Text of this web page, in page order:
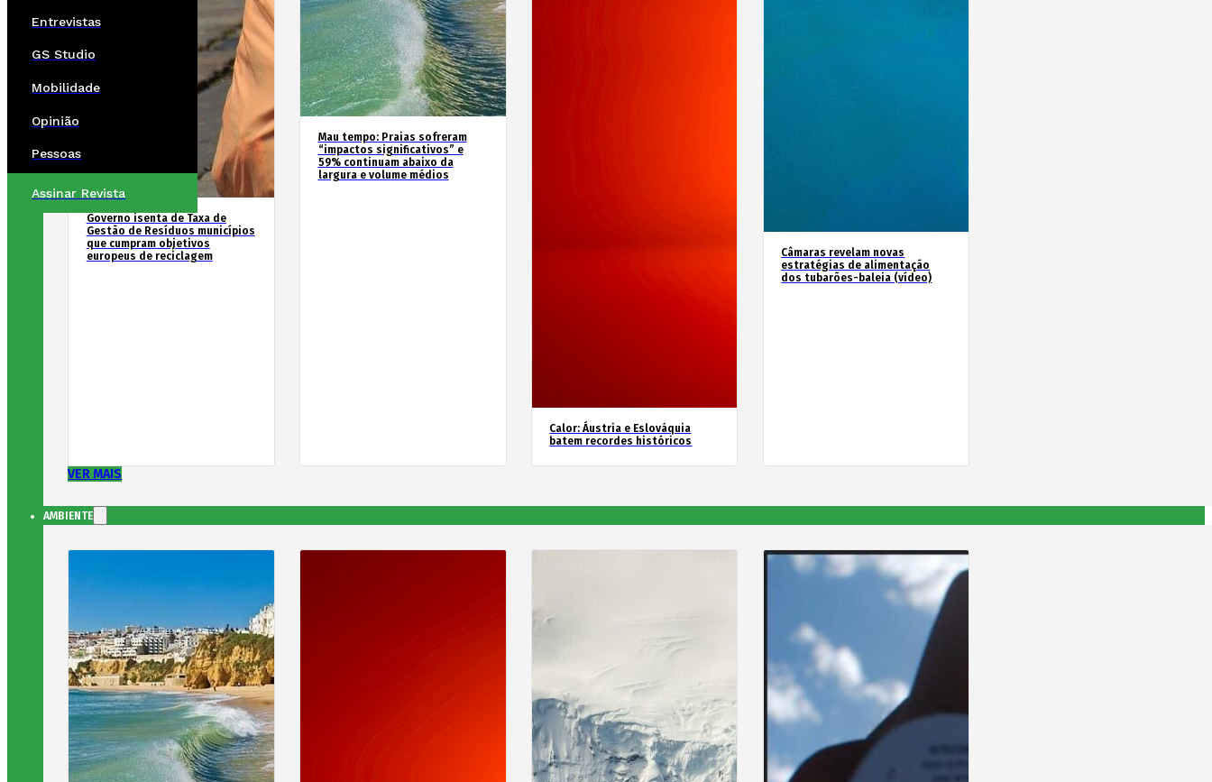
Entrevistas
GS Studio
Mobilidade
Opinião
Pessoas
Assinar Revista
Governo isenta de Taxa de
Gestão de Resíduos municípios
que cumpram objetivos
europeus de reciclagem
Mau tempo: Praias sofreram
“impactos significativos” e
59% continuam abaixo da
largura e volume médios
Calor: Áustria e Eslováquia
batem recordes históricos
Câmaras revelam novas
estratégias de alimentação
dos tubarões-baleia (vídeo)
VER MAIS
AMBIENTE